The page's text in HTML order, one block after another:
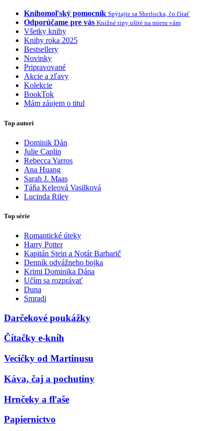
Knihomoľský pomocník Spýtajte sa Sherlocka, čo čítať
Odporúčame pre vás Knižné tipy ušité na mieru vám
Všetky knihy
Knihy roka 2025
Bestsellery
Novinky
Pripravované
Akcie a zľavy
Kolekcie
BookTok
Mám záujem o titul
Top autori
Dominik Dán
Julie Caplin
Rebecca Yarros
Ana Huang
Sarah J. Maas
Táňa Keleová Vasilková
Lucinda Riley
Top série
Romantické úteky
Harry Potter
Kapitán Stein a Notár Barbarič
Denník odvážneho bojka
Krimi Dominika Dána
Učím sa rozprávať
Duna
Smradi
Darčekové poukážky
Čítačky e-kníh
Vecičky od Martinusu
Káva, čaj a pochutiny
Hrnčeky a fľaše
Papiernictvo